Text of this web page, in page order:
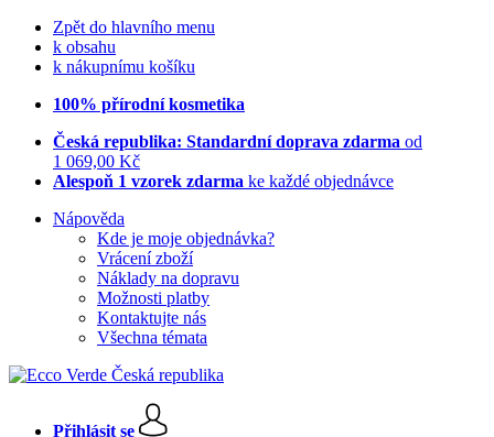
Zpět do hlavního menu
k obsahu
k nákupnímu košíku
100% přírodní kosmetika
Česká republika: Standardní doprava zdarma od
1 069,00 Kč
Alespoň 1 vzorek zdarma ke každé objednávce
Nápověda
Kde je moje objednávka?
Vrácení zboží
Náklady na dopravu
Možnosti platby
Kontaktujte nás
Všechna témata
Přihlásit se